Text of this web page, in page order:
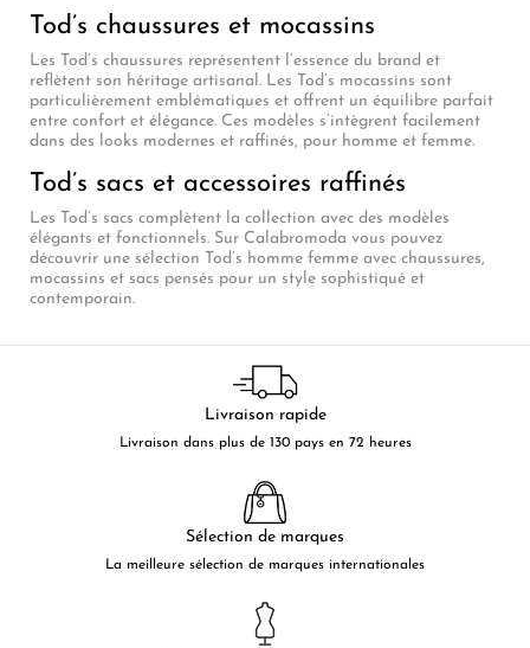
Tod’s chaussures et mocassins
Les Tod’s chaussures représentent l’essence du brand et
reflètent son héritage artisanal. Les Tod’s mocassins sont
particulièrement emblématiques et offrent un équilibre parfait
entre confort et élégance. Ces modèles s’intègrent facilement
dans des looks modernes et raffinés, pour homme et femme.
Tod’s sacs et accessoires raffinés
Les Tod’s sacs complètent la collection avec des modèles
élégants et fonctionnels. Sur Calabromoda vous pouvez
découvrir une sélection Tod’s homme femme avec chaussures,
mocassins et sacs pensés pour un style sophistiqué et
contemporain.
Livraison rapide
Livraison dans plus de 130 pays en 72 heures
Sélection de marques
La meilleure sélection de marques internationales